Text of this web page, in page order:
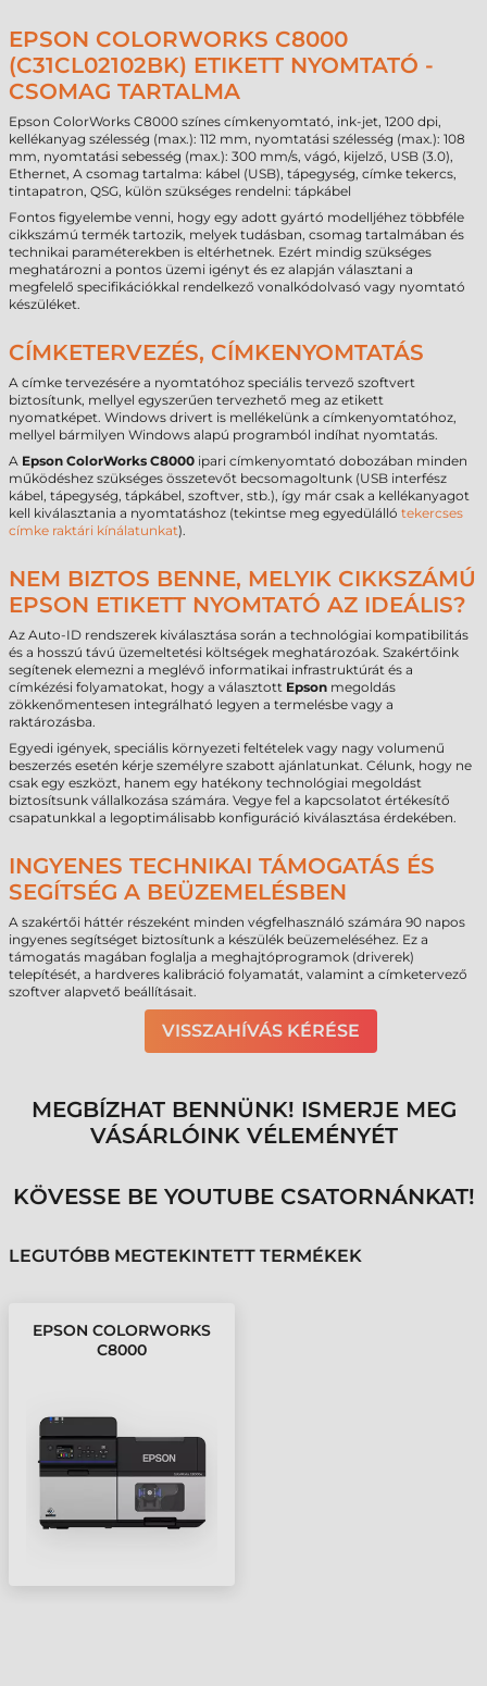
EPSON COLORWORKS C8000
(C31CL02102BK) ETIKETT NYOMTATÓ -
CSOMAG TARTALMA
Epson ColorWorks C8000 színes címkenyomtató, ink-jet, 1200 dpi,
kellékanyag szélesség (max.): 112 mm, nyomtatási szélesség (max.): 108
mm, nyomtatási sebesség (max.): 300 mm/s, vágó, kijelző, USB (3.0),
Ethernet, A csomag tartalma: kábel (USB), tápegység, címke tekercs,
tintapatron, QSG, külön szükséges rendelni: tápkábel
Fontos figyelembe venni, hogy egy adott gyártó modelljéhez többféle
cikkszámú termék tartozik, melyek tudásban, csomag tartalmában és
technikai paraméterekben is eltérhetnek. Ezért mindig szükséges
meghatározni a pontos üzemi igényt és ez alapján választani a
megfelelő specifikációkkal rendelkező vonalkódolvasó vagy nyomtató
készüléket.
CÍMKETERVEZÉS, CÍMKENYOMTATÁS
A címke tervezésére a nyomtatóhoz speciális tervező szoftvert
biztosítunk, mellyel egyszerűen tervezhető meg az etikett
nyomatképet. Windows drivert is mellékelünk a címkenyomtatóhoz,
mellyel bármilyen Windows alapú programból indíhat nyomtatás.
A Epson ColorWorks C8000 ipari címkenyomtató dobozában minden
működéshez szükséges összetevőt becsomagoltunk (USB interfész
kábel, tápegység, tápkábel, szoftver, stb.), így már csak a kellékanyagot
kell kiválasztania a nyomtatáshoz (tekintse meg egyedülálló tekercses
címke raktári kínálatunkat).
NEM BIZTOS BENNE, MELYIK CIKKSZÁMÚ
EPSON ETIKETT NYOMTATÓ AZ IDEÁLIS?
Az Auto-ID rendszerek kiválasztása során a technológiai kompatibilitás
és a hosszú távú üzemeltetési költségek meghatározóak. Szakértőink
segítenek elemezni a meglévő informatikai infrastruktúrát és a
címkézési folyamatokat, hogy a választott Epson megoldás
zökkenőmentesen integrálható legyen a termelésbe vagy a
raktározásba.
Egyedi igények, speciális környezeti feltételek vagy nagy volumenű
beszerzés esetén kérje személyre szabott ajánlatunkat. Célunk, hogy ne
csak egy eszközt, hanem egy hatékony technológiai megoldást
biztosítsunk vállalkozása számára. Vegye fel a kapcsolatot értékesítő
csapatunkkal a legoptimálisabb konfiguráció kiválasztása érdekében.
INGYENES TECHNIKAI TÁMOGATÁS ÉS
SEGÍTSÉG A BEÜZEMELÉSBEN
A szakértői háttér részeként minden végfelhasználó számára 90 napos
ingyenes segítséget biztosítunk a készülék beüzemeléséhez. Ez a
támogatás magában foglalja a meghajtóprogramok (driverek)
telepítését, a hardveres kalibráció folyamatát, valamint a címketervező
szoftver alapvető beállításait.
VISSZAHÍVÁS KÉRÉSE
MEGBÍZHAT BENNÜNK! ISMERJE MEG
VÁSÁRLÓINK VÉLEMÉNYÉT
KÖVESSE BE YOUTUBE CSATORNÁNKAT!
LEGUTÓBB MEGTEKINTETT TERMÉKEK
EPSON COLORWORKS
C8000